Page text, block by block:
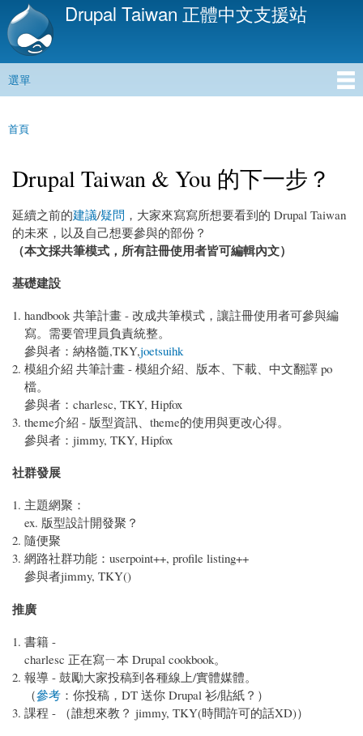
移
內
Drupal Taiwan 正體中文支援站
主選單
選單
您在這裡
首頁
Drupal Taiwan & You 的下一步？
延續之前的建議/疑問 ，大家來寫寫所想要看到的 Drupal Taiwan
的未來，以及自己想要參與的部份？
（本文採共筆模式，所有註冊使用者皆可編輯內文）
基礎建設
handbook 共筆計畫 - 改成共筆模式，讓註冊使用者可參與編
寫。需要管理員負責統整。
參與者：納格髓,TKY,joetsuihk
模組介紹 共筆計畫 - 模組介紹、版本、下載、中文翻譯 po
檔。
參與者：charlesc, TKY, Hipfox
theme介紹 - 版型資訊、theme的使用與更改心得。
參與者：jimmy, TKY, Hipfox
社群發展
主題網聚：
ex. 版型設計開發聚？
隨便聚
網路社群功能：userpoint++, profile listing++
參與者jimmy, TKY()
推廣
書籍 -
charlesc 正在寫ㄧ本 Drupal cookbook。
報導 - 鼓勵大家投稿到各種線上/實體媒體。
（參考 ：你投稿，DT 送你 Drupal 衫/貼紙？）
課程 - （誰想來教？ jimmy, TKY(時間許可的話XD)）